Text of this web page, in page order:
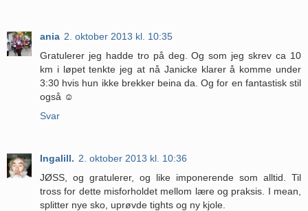
ania 2. oktober 2013 kl. 10:35
Gratulerer jeg hadde tro på deg. Og som jeg skrev ca 10
km i løpet tenkte jeg at nå Janicke klarer å komme under
3:30 hvis hun ikke brekker beina da. Og for en fantastisk stil
også ☺️
Svar
Ingalill. 2. oktober 2013 kl. 10:36
JØSS, og gratulerer, og like imponerende som alltid. Til
tross for dette misforholdet mellom lære og praksis. I mean,
splitter nye sko, uprøvde tights og ny kjole.